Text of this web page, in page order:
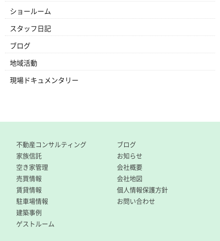
ショールーム
スタッフ日記
ブログ
地域活動
現場ドキュメンタリー
不動産コンサルティング
家族信託
空き家管理
売買情報
賃貸情報
駐車場情報
建築事例
ゲストルーム
ブログ
お知らせ
会社概要
会社地図
個人情報保護方針
お問い合わせ